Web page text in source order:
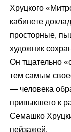
Хруцкого
кабинете
просторные,
художник
Он тщательно
тем самым
— человека
привыкшего к
Семашко
пейзажей.